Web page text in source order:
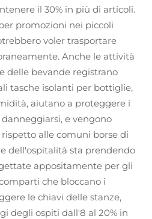
il 30% in più di articoli.
promozioni nei piccoli
voler trasportare
Anche le attività
delle bevande registrano
tasche isolanti per bottiglie,
aiutano a proteggere i
e vengono
alle comuni borse di
dell'ospitalità sta prendendo
appositamente per gli
che bloccano i
le chiavi delle stanze,
degli ospiti dall'8 al 20% in